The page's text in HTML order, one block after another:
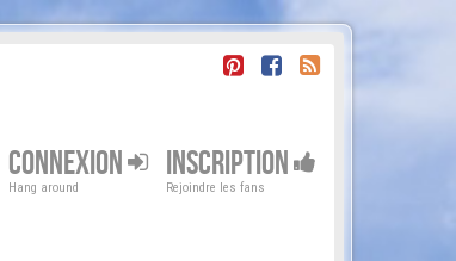
CONNEXION
Hang around
INSCRIPTION
Rejoindre les fans